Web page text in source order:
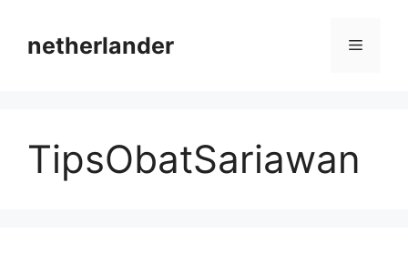
contentnetherlander Menu
TipsObatSariawan